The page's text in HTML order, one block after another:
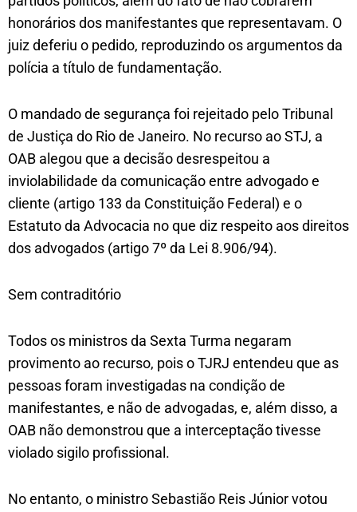
honorários dos manifestantes que representavam. O
juiz deferiu o pedido, reproduzindo os argumentos da
polícia a título de fundamentação.
O mandado de segurança foi rejeitado pelo Tribunal
de Justiça do Rio de Janeiro. No recurso ao STJ, a
OAB alegou que a decisão desrespeitou a
inviolabilidade da comunicação entre advogado e
cliente (artigo 133 da Constituição Federal) e o
Estatuto da Advocacia no que diz respeito aos direitos
dos advogados (artigo 7º da Lei 8.906/94).
Sem contraditório
Todos os ministros da Sexta Turma negaram
provimento ao recurso, pois o TJRJ entendeu que as
pessoas foram investigadas na condição de
manifestantes, e não de advogadas, e, além disso, a
OAB não demonstrou que a interceptação tivesse
violado sigilo profissional.
No entanto, o ministro Sebastião Reis Júnior votou